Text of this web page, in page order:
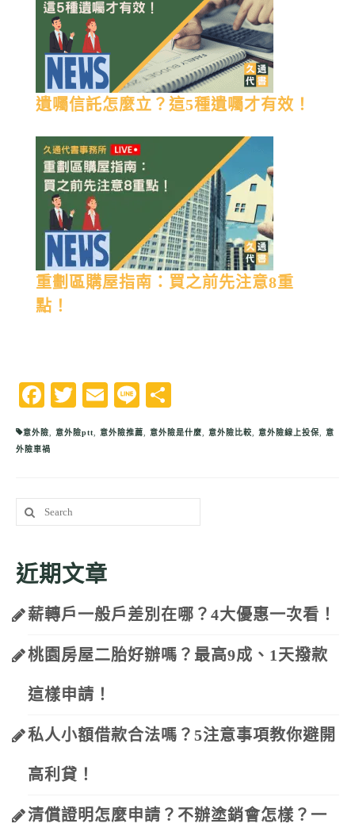
遺囑信託怎麼立？這5種遺囑才有效！
重劃區購屋指南：買之前先注意8重
點！
Facebook
Twitter
EmailLine
享
意外險 意外險ptt 意外險推薦 意外險是什麼 意外險比較 意外險線上投保
意
外險車禍
Search
for:
近期文章
薪轉戶一般戶差別在哪？4大優惠一次看！
桃園房屋二胎好辦嗎？最高9成、1天撥款
這樣申請！
私人小額借款合法嗎？5注意事項教你避開
高利貸！
清償證明怎麼申請？不辦塗銷會怎樣？一